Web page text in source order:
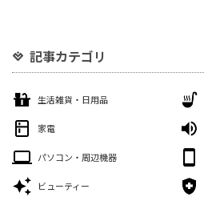
記事カテゴリ
生活雑貨・日用品
家電
パソコン・周辺機器
ビューティー